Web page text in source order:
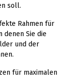
soll.
Rahmen für
denen Sie die
und der
für maximalen